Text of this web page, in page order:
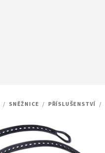
/ SNĚŽNICE / PŘÍSLUŠENSTVÍ /